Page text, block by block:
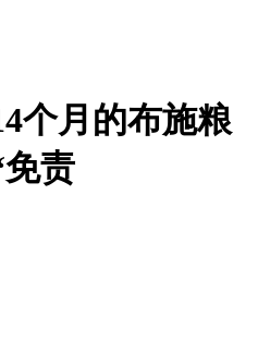
个月的布施粮
责